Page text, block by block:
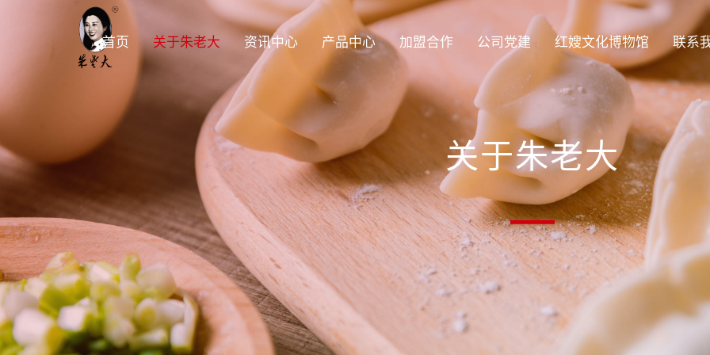
首页 关于朱老大 资讯中心 产品中心 加盟合作 公司党建 红嫂文化博物馆 联系
关于朱老大